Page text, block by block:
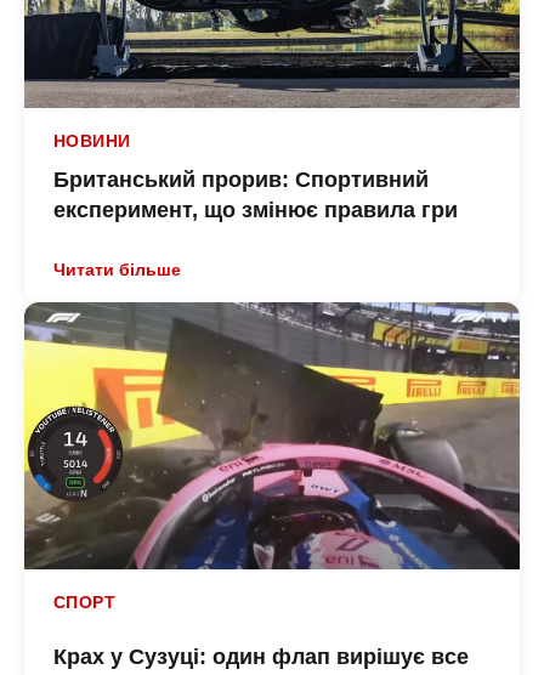
НОВИНИ
Британський прорив: Спортивний
експеримент, що змінює правила гри
Читати більше
СПОРТ
Крах у Сузуці: один флап вирішує все